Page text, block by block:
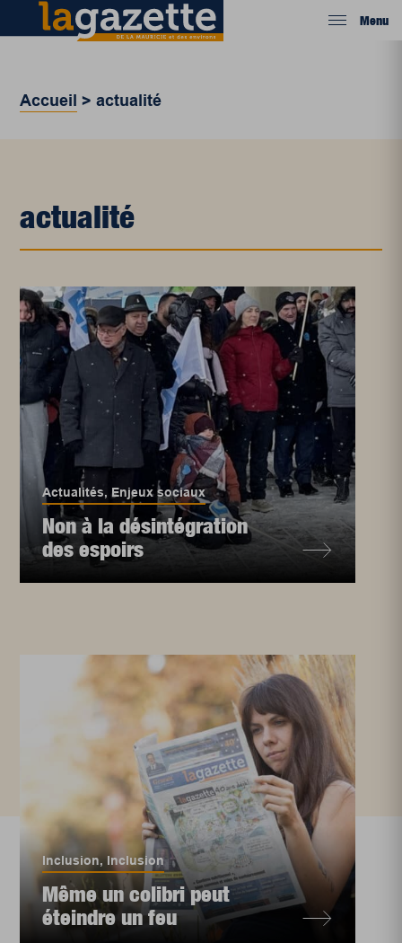
Menu
Accueil >actualité
actualité
Actualités,Enjeux sociaux
Non à la désintégration
des espoirs
Inclusion, Inclusion
Même un colibri peut
éteindre un feu